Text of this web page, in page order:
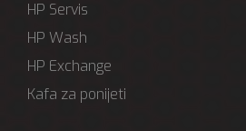
HP Servis
HP Wash
HP Exchange
Kafa za ponijeti